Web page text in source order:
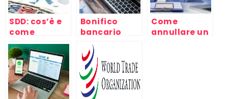
SDD: cos’è e
come
funziona?
Bonifico
bancario
estero: tempi
e costi
Come
annullare un